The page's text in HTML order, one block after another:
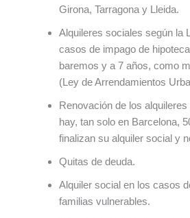
Girona, Tarragona y Lleida.
Alquileres sociales según la
casos de impago de
baremos y a 7 años, como
(Ley de Arrendamientos
Renovación de los
hay, tan solo en Barcelona,
finalizan su alquiler social y
Quitas de deuda.
Alquiler social en los casos
familias vulnerables.